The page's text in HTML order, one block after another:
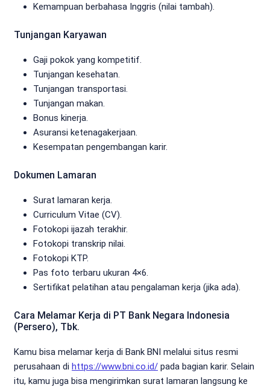
Kemampuan berbahasa Inggris (nilai tambah).
Tunjangan Karyawan
Gaji pokok yang kompetitif.
Tunjangan kesehatan.
Tunjangan transportasi.
Tunjangan makan.
Bonus kinerja.
Asuransi ketenagakerjaan.
Kesempatan pengembangan karir.
Dokumen Lamaran
Surat lamaran kerja.
Curriculum Vitae (CV).
Fotokopi ijazah terakhir.
Fotokopi transkrip nilai.
Fotokopi KTP.
Pas foto terbaru ukuran 4×6.
Sertifikat pelatihan atau pengalaman kerja (jika ada).
Cara Melamar Kerja di PT Bank Negara Indonesia
(Persero), Tbk.
Kamu bisa melamar kerja di Bank BNI melalui situs resmi
perusahaan di https://www.bni.co.id/ pada bagian karir. Selain
itu, kamu juga bisa mengirimkan surat lamaran langsung ke